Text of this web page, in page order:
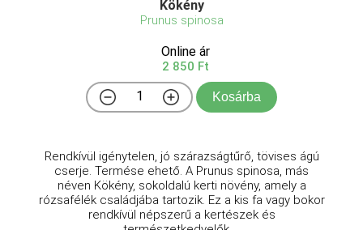
Kökény
Prunus spinosa
Online ár
2 850 Ft
Kosárba
Rendkívül igénytelen, jó szárazságtűrő, tövises ágú
cserje. Termése ehető. A Prunus spinosa, más
néven Kökény, sokoldalú kerti növény, amely a
rózsafélék családjába tartozik. Ez a kis fa vagy bokor
rendkívül népszerű a kertészek és